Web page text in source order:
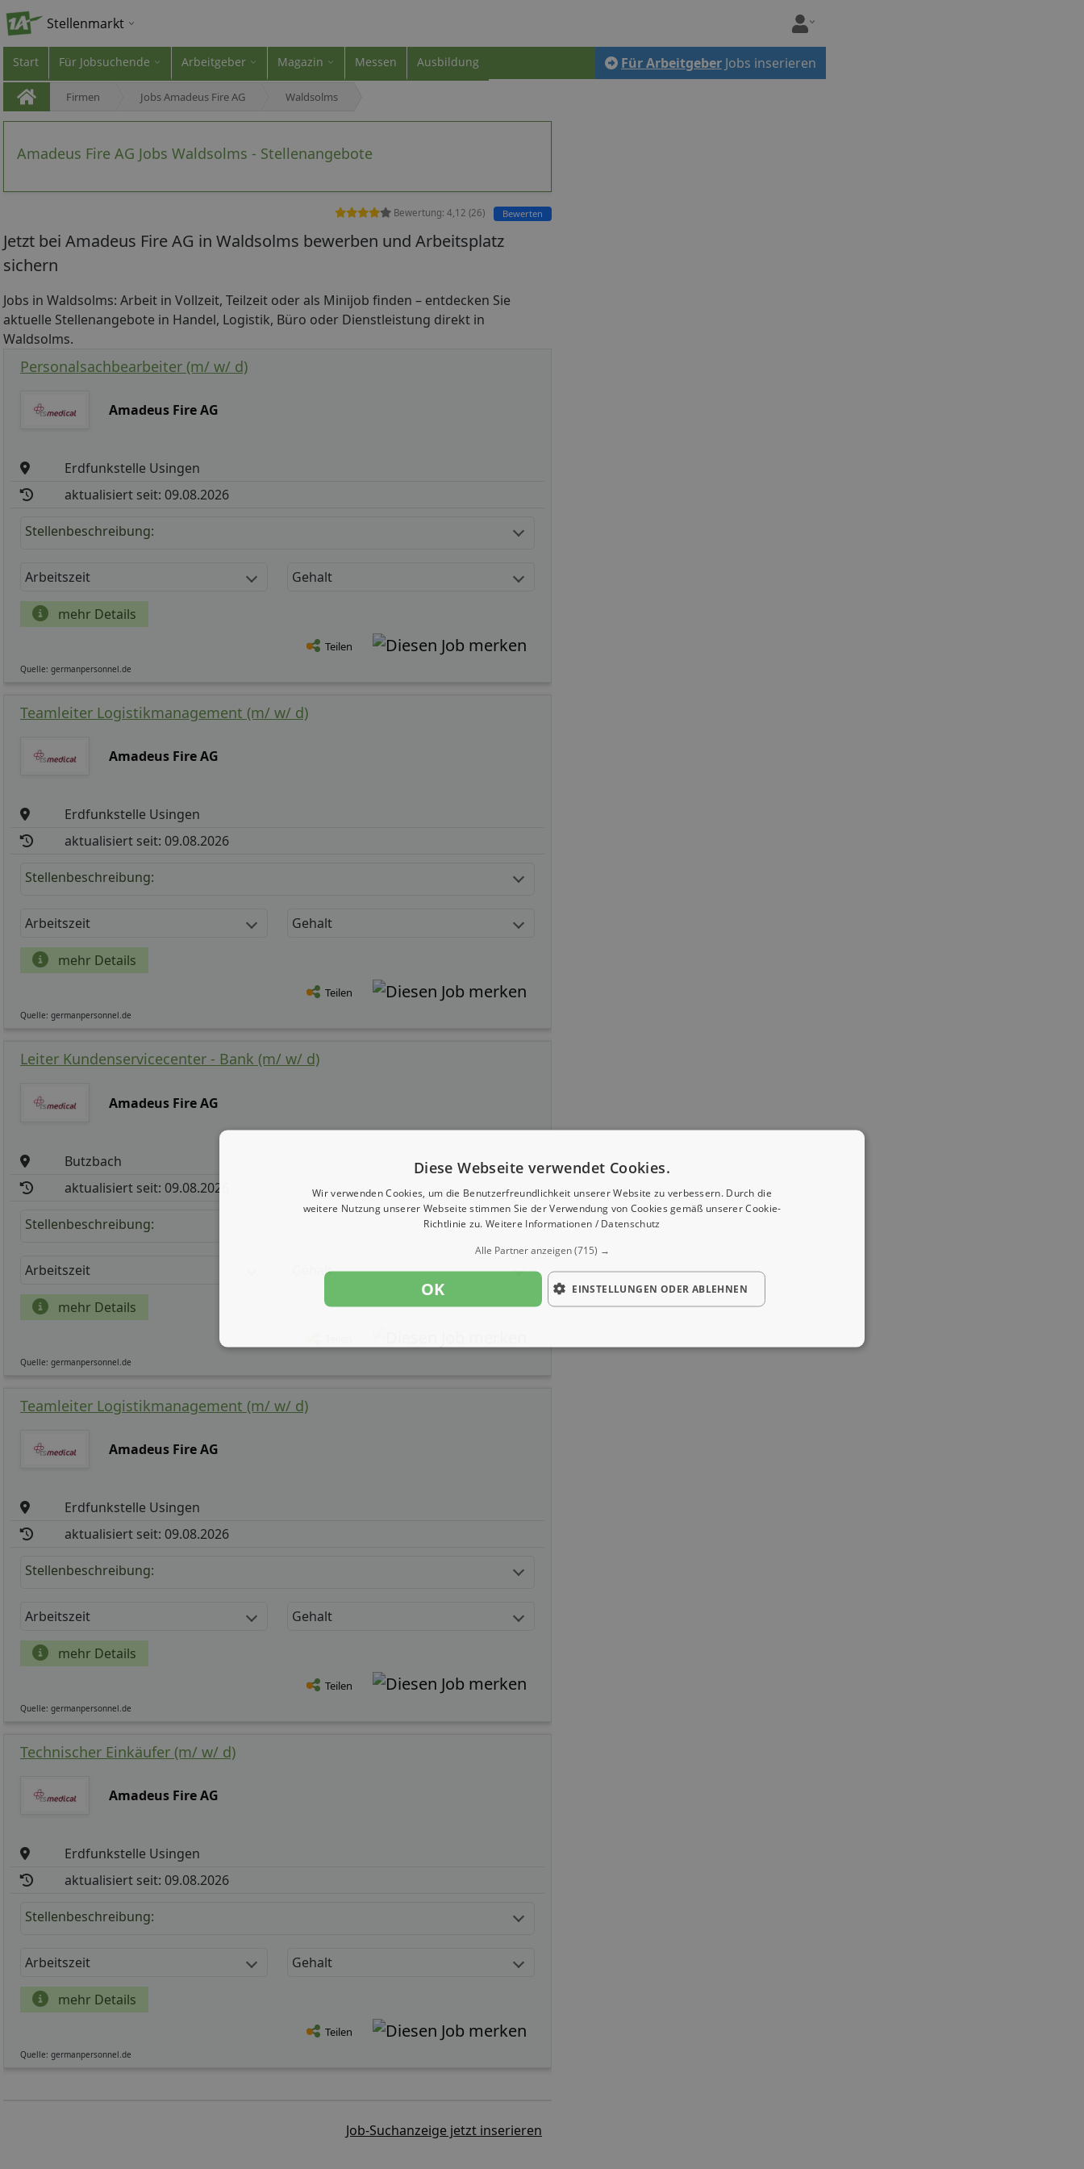
Stellenmarkt
Start Für Jobsuchende Arbeitgeber Magazin Messen Ausbildung Für Arbeitgeber Jobs inserieren
Firmen Jobs Amadeus Fire AG Waldsolms
Amadeus Fire AG Jobs Waldsolms - Stellenangebote
Bewertung: 4,12 (26) Bewerten
Jetzt bei Amadeus Fire AG in Waldsolms bewerben und Arbeitsplatz
sichern
Jobs in Waldsolms: Arbeit in Vollzeit, Teilzeit oder als Minijob finden – entdecken Sie
aktuelle Stellenangebote in Handel, Logistik, Büro oder Dienstleistung direkt in
Waldsolms.
Personalsachbearbeiter (m/ w/ d)
Amadeus Fire AG
Erdfunkstelle Usingen
aktualisiert seit: 09.08.2026
Stellenbeschreibung:
Arbeitszeit Gehalt
mehr Details
Teilen
Quelle: germanpersonnel.de
Teamleiter Logistikmanagement (m/ w/ d)
Amadeus Fire AG
Erdfunkstelle Usingen
aktualisiert seit: 09.08.2026
Stellenbeschreibung:
Arbeitszeit Gehalt
mehr Details
Teilen
Quelle: germanpersonnel.de
Leiter Kundenservicecenter - Bank (m/ w/ d)
Amadeus Fire AG
Butzbach
aktualisiert seit: 09.08.2026
Stellenbeschreibung:
Arbeitszeit Gehalt
mehr Details
Quelle: germanpersonnel.de
Teamleiter Logistikmanagement (m/ w/ d)
Amadeus Fire AG
Erdfunkstelle Usingen
aktualisiert seit: 09.08.2026
Stellenbeschreibung:
Arbeitszeit Gehalt
mehr Details
Teilen
Quelle: germanpersonnel.de
Technischer Einkäufer (m/ w/ d)
Amadeus Fire AG
Erdfunkstelle Usingen
aktualisiert seit: 09.08.2026
Stellenbeschreibung:
Arbeitszeit Gehalt
mehr Details
Teilen
Quelle: germanpersonnel.de
Job-Suchanzeige jetzt inserieren
Diese Webseite verwendet Cookies.
Wir verwenden Cookies, um die Benutzerfreundlichkeit unserer Website zu verbessern. Durch die
weitere Nutzung unserer Webseite stimmen Sie der Verwendung von Cookies gemäß unserer Cookie-
Richtlinie zu. Weitere Informationen / Datenschutz
Alle Partner anzeigen(715) →
OK EINSTELLUNGEN ODER ABLEHNEN